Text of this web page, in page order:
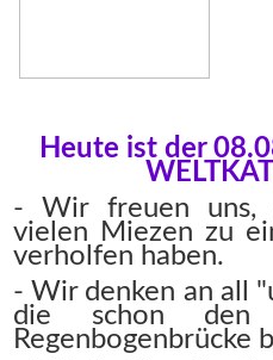
Heute ist der
- Wir freuen uns,
vielen Miezen zu
verholfen haben.
- Wir denken an all
die schon
Regenbogenbrücke